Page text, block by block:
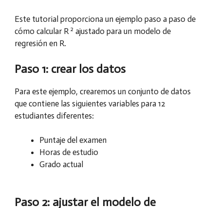
Este tutorial proporciona un ejemplo paso a paso de
cómo calcular R 2 ajustado para un modelo de
regresión en R.
Paso 1: crear los datos
Para este ejemplo, crearemos un conjunto de datos
que contiene las siguientes variables para 12
estudiantes diferentes:
Puntaje del examen
Horas de estudio
Grado actual
Paso 2: ajustar el modelo de